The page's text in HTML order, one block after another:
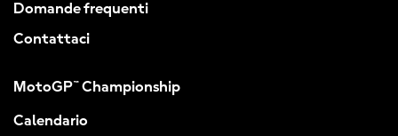
Domande frequenti
Contattaci
MotoGP™ Championship
Calendario